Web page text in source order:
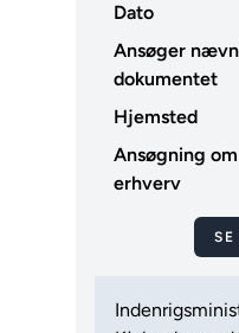
Dato
Ansøger
dokumentet
Hjemsted
Ansøgning om
erhverv
SE